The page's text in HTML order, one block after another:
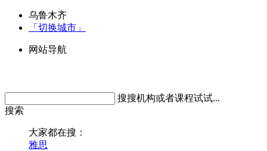
乌鲁木齐
「切换城市」
网站导航
搜搜机构或者课程试试...
搜索
大家都在搜：
雅思